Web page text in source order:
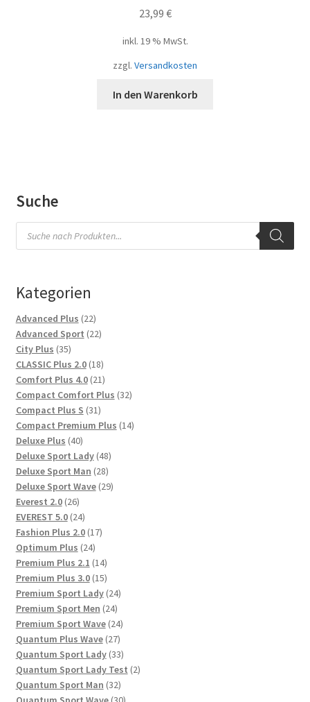
23,99 €
inkl. 19 % MwSt.
zzgl. Versandkosten
In den Warenkorb
Suche
Products
search
Kategorien
Advanced Plus 2222
Produkte
Advanced Sport 2222
City Plus 3535
Produkte
CLASSIC Plus 2.0 1818
Produkte
Comfort Plus 4.0 2121
Produkte
Compact Comfort Plus 3232
Compact Plus S 3131
Produkte
Compact Premium Plus 1414
Deluxe Plus 4040
Produkte
Deluxe Sport Lady 4848
Produkte
Deluxe Sport Man 2828
Produkte
Deluxe Sport Wave 2929
Everest 2.0 2626
Produkte
EVEREST 5.0 2424
Produkte
Fashion Plus 2.0 1717
Optimum Plus 2424
Produkte
Premium Plus 2.1 1414
Produkte
Premium Plus 3.0 1515
Produkte
Premium Sport Lady 2424
Premium Sport Men 2424
Produkte
Premium Sport Wave 2424
Produkte
Quantum Plus Wave 2727
Produkte
Quantum Sport Lady 3333
Produkte
Quantum Sport Lady Test 22
Quantum Sport Man 3232
Produkte
30